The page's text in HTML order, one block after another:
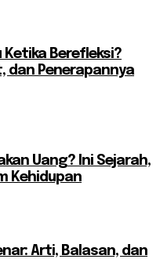
Ketika Berefleksi?
dan Penerapannya
Uang? Ini Sejarah,
Kehidupan
Arti, Balasan, dan